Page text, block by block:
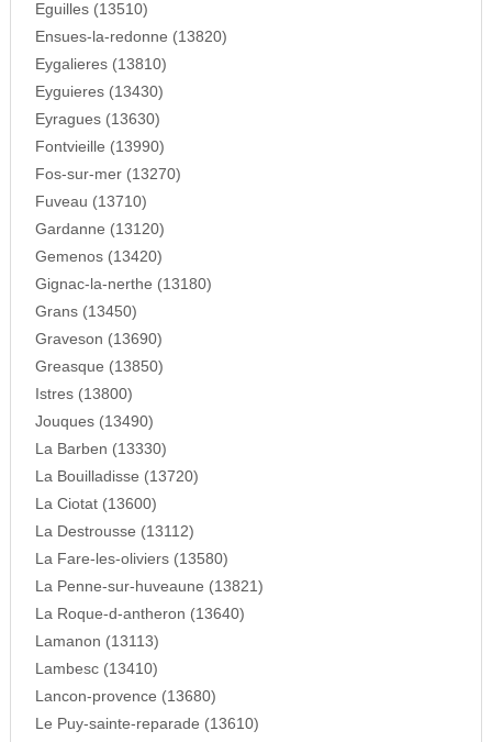
Eguilles (13510)
Ensues-la-redonne (13820)
Eygalieres (13810)
Eyguieres (13430)
Eyragues (13630)
Fontvieille (13990)
Fos-sur-mer (13270)
Fuveau (13710)
Gardanne (13120)
Gemenos (13420)
Gignac-la-nerthe (13180)
Grans (13450)
Graveson (13690)
Greasque (13850)
Istres (13800)
Jouques (13490)
La Barben (13330)
La Bouilladisse (13720)
La Ciotat (13600)
La Destrousse (13112)
La Fare-les-oliviers (13580)
La Penne-sur-huveaune (13821)
La Roque-d-antheron (13640)
Lamanon (13113)
Lambesc (13410)
Lancon-provence (13680)
Le Puy-sainte-reparade (13610)